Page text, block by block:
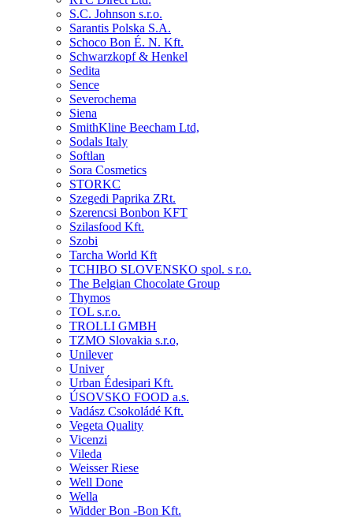
S.C. Johnson s.r.o.
Sarantis Polska S.A.
Schoco Bon É. N. Kft.
Schwarzkopf & Henkel
Sedita
Sence
Severochema
Siena
SmithKline Beecham Ltd,
Sodals Italy
Softlan
Sora Cosmetics
STORKC
Szegedi Paprika ZRt.
Szerencsi Bonbon KFT
Szilasfood Kft.
Szobi
Tarcha World Kft
TCHIBO SLOVENSKO spol. s r.o.
The Belgian Chocolate Group
Thymos
TOL s.r.o.
TROLLI GMBH
TZMO Slovakia s.r.o,
Unilever
Univer
Urban Édesipari Kft.
ÚSOVSKO FOOD a.s.
Vadász Csokoládé Kft.
Vegeta Quality
Vicenzi
Vileda
Weisser Riese
Well Done
Wella
Widder Bon -Bon Kft.